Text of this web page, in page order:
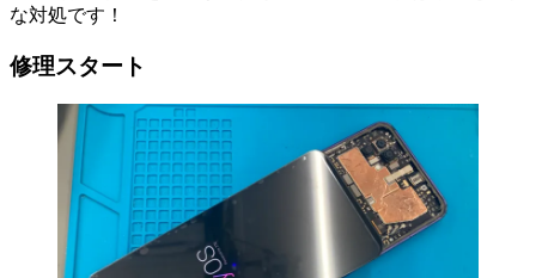
な対処です！
修理スタート